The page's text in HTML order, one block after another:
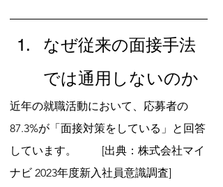
なぜ従来の面接手法
では通用しないのか
近年の就職活動において、応募者の
87.3%が「面接対策をしている」と回答
しています。 　　[出典：株式会社マイ
ナビ 2023年度新入社員意識調査]